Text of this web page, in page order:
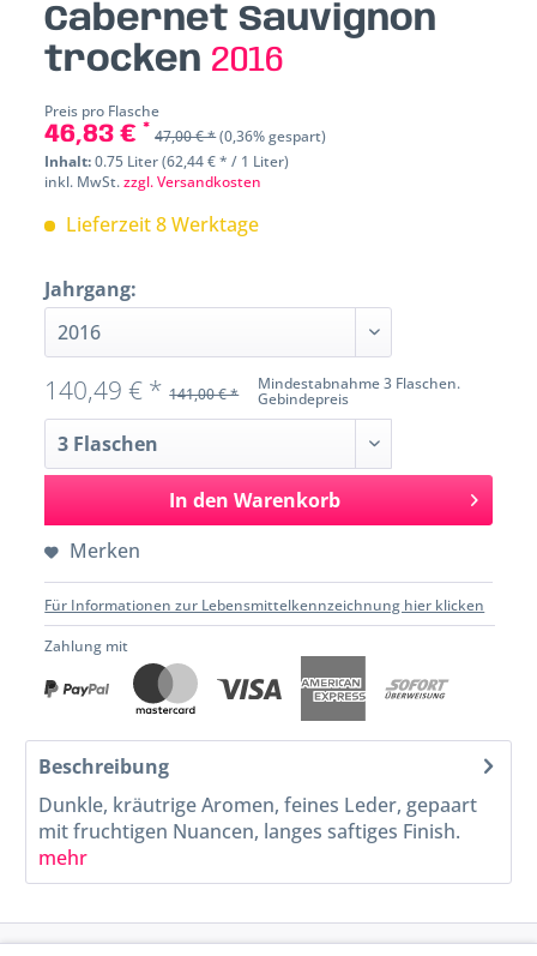
Cabernet Sauvignon
trocken 2016
Preis pro Flasche
46,83 € * 47,00 € *(0,36% gespart)
Inhalt:0.75 Liter (62,44 € * / 1 Liter)
inkl. MwSt.zzgl. Versandkosten
Lieferzeit 8 Werktage
Jahrgang:
Mindestabnahme 3 Flaschen.
Gebindepreis
140,49 € * 141,00 € *
In den Warenkorb
Merken
Für Informationen zur Lebensmittelkennzeichnung hier klicken
Zahlung mit
Beschreibung
Dunkle, kräutrige Aromen, feines Leder, gepaart
mit fruchtigen Nuancen, langes saftiges Finish.
mehr